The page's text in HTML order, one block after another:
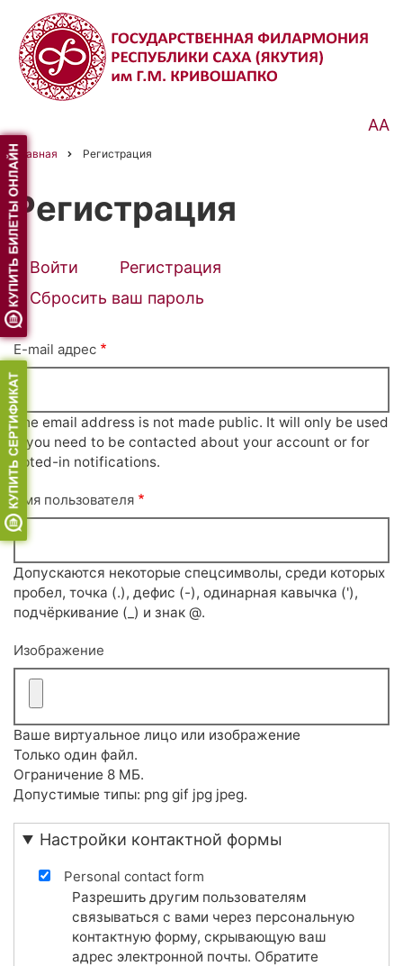
Перейти
основному
содержанию
АА
Строка
навигации
Главная Регистрация
Регистрация
Primary
tabs
Войти Регистрация
Сбросить ваш пароль
E-mail адрес
The email address is not made public. It will only be used
if you need to be contacted about your account or for
opted-in notifications.
Имя пользователя
Допускаются некоторые спецсимволы, среди которых
пробел, точка (.), дефис (-), одинарная кавычка ('),
подчёркивание (_) и знак @.
Изображение
Ваше виртуальное лицо или изображение
Только один файл.
Ограничение 8 МБ.
Допустимые типы: png gif jpg jpeg.
Настройки контактной формы
Personal contact form
Разрешить другим пользователям
связываться с вами через персональную
контактную форму, скрывающую ваш
адрес электронной почты. Обратите